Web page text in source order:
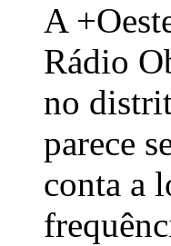
A
Rádio
no
parece
conta a